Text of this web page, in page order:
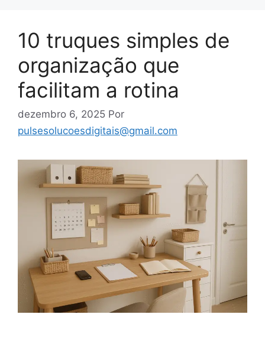
10 truques simples de
organização que
facilitam a rotina
dezembro 6, 2025 Por
pulsesolucoesdigitais@gmail.com